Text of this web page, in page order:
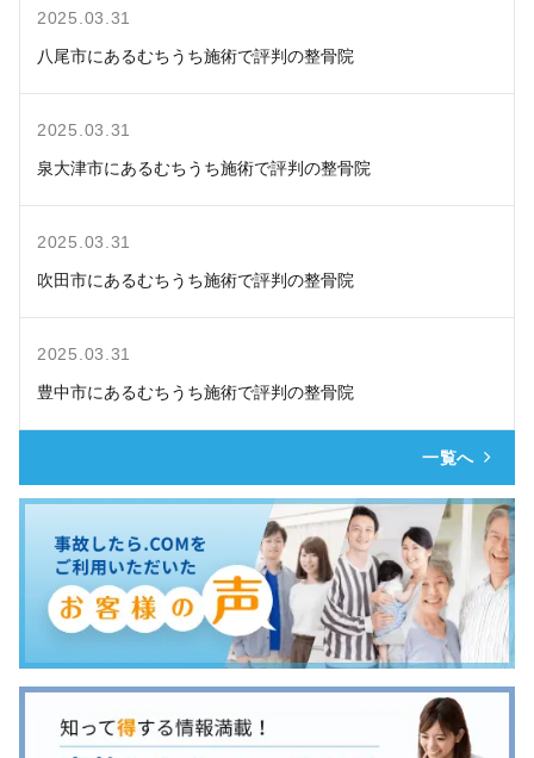
2025.03.31
八尾市にあるむちうち施術で評判の整骨院
2025.03.31
泉大津市にあるむちうち施術で評判の整骨院
2025.03.31
吹田市にあるむちうち施術で評判の整骨院
2025.03.31
豊中市にあるむちうち施術で評判の整骨院
一覧へ